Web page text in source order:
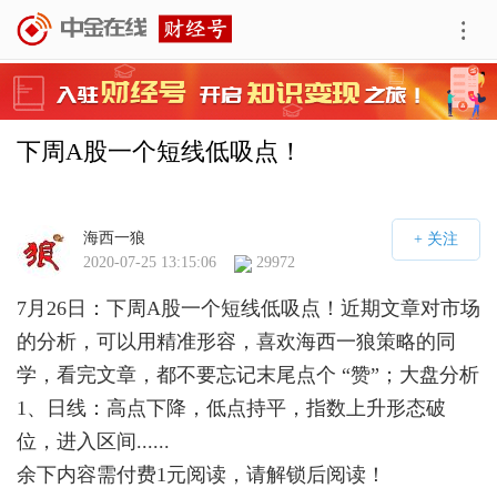
下周A股一个短线低吸点！
海西一狼
2020-07-25 13:15:06
29972
7月26日：下周A股一个短线低吸点！近期文章对市场
的分析，可以用精准形容，喜欢海西一狼策略的同
学，看完文章，都不要忘记末尾点个 “赞”；大盘分析
1、日线：高点下降，低点持平，指数上升形态破
位，进入区间......
余下内容需付费1元阅读，请解锁后阅读！